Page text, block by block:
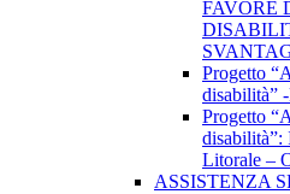
FAVORE
Progetto
disabilità”
Progetto
disabilità”:
Litorale –
ASSISTENZA